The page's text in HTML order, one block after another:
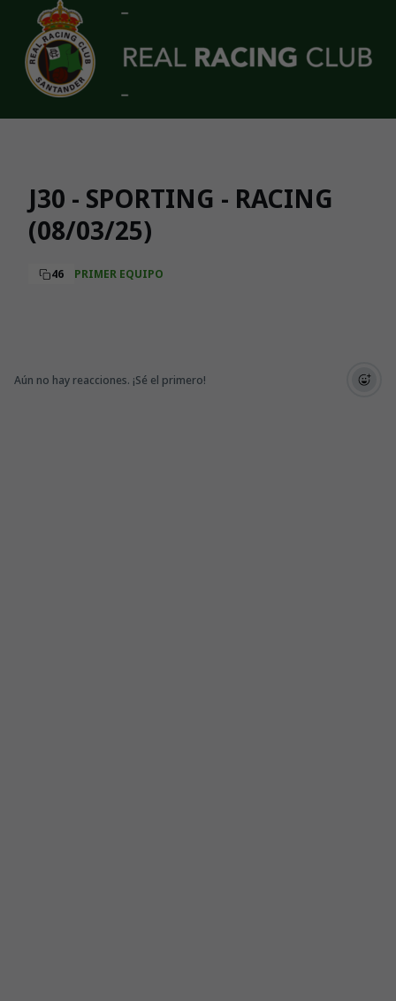
Skip to main content
J30 - SPORTING - RACING
(08/03/25)
46 PRIMER EQUIPO
Aún no hay reacciones. ¡Sé el primero!